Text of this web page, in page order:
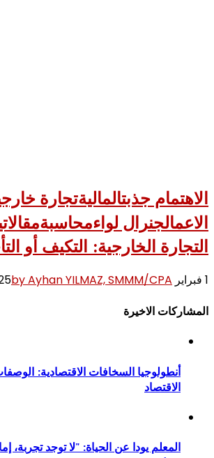
الاهتمام جذبتالماليةتجارة
الاعمالجنرال لواءمحاسبة
التجارة الخارجية: التكيف أو
1 فبراير 2025 by Ayhan YILMAZ, SMMM/CPA
المشاركات الاخيرة
أنطولوجيا السخافات الاقتصادية:
الاقتصاد
المعلم يودا عن الحياة: "لا توجد تجربة،